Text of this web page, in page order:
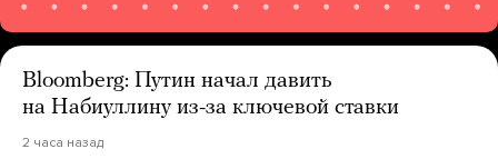
Bloomberg: Путин начал давить
на Набиуллину из-за ключевой ставки
2 часа назад